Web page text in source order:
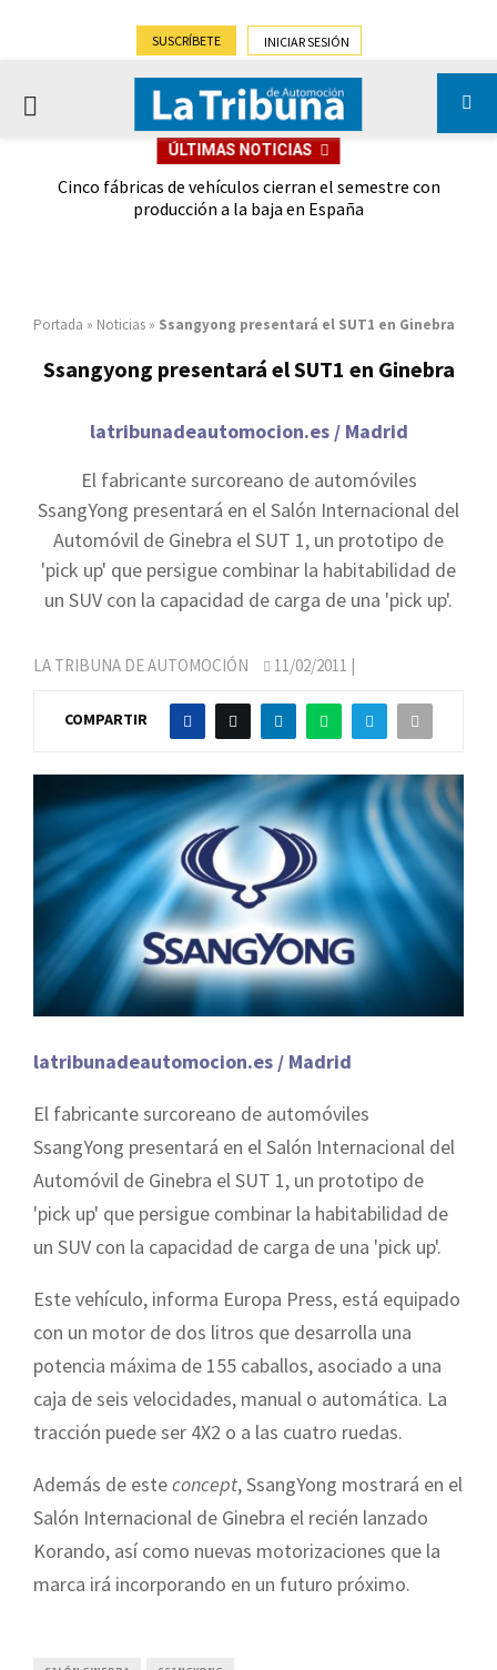
SUSCRÍBETE INICIAR SESIÓN
PRIMARY
ÚLTIMAS NOTICIAS
Cinco fábricas de vehículos cierran el semestre con
producción a la baja en España
Portada » Noticias » Ssangyong presentará el SUT1 en Ginebra
Ssangyong presentará el SUT1 en Ginebra
latribunadeautomocion.es / Madrid
El fabricante surcoreano de automóviles
SsangYong presentará en el Salón Internacional del
Automóvil de Ginebra el SUT 1, un prototipo de
'pick up' que persigue combinar la habitabilidad de
un SUV con la capacidad de carga de una 'pick up'.
LA TRIBUNA DE AUTOMOCIÓN 11/02/2011 |
COMPARTIR
latribunadeautomocion.es / Madrid
El fabricante surcoreano de automóviles
SsangYong presentará en el Salón Internacional del
Automóvil de Ginebra el SUT 1, un prototipo de
'pick up' que persigue combinar la habitabilidad de
un SUV con la capacidad de carga de una 'pick up'.
Este vehículo, informa Europa Press, está equipado
con un motor de dos litros que desarrolla una
potencia máxima de 155 caballos, asociado a una
caja de seis velocidades, manual o automática. La
tracción puede ser 4X2 o a las cuatro ruedas.
Además de esteconcept, SsangYong mostrará en el
Salón Internacional de Ginebra el recién lanzado
Korando, así como nuevas motorizaciones que la
marca irá incorporando en un futuro próximo.